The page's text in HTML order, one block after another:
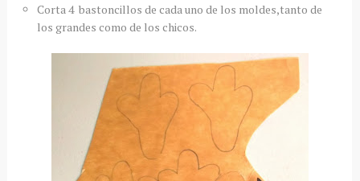
Corta 4 bastoncillos de cada uno de los moldes,tanto de
los grandes como de los chicos.